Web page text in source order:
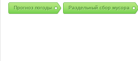
Прогноз погоды Раздельный сбор мусора